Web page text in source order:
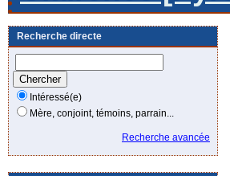
Recherche directe
Intéressé(e)
Mère, conjoint, témoins, parrain...
Recherche avancée